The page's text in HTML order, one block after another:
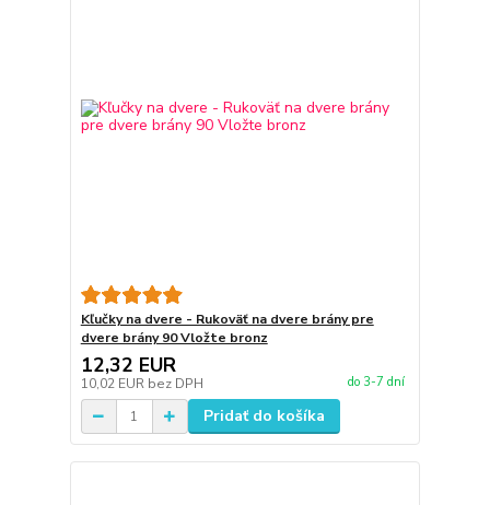
Kľučky na dvere - Rukoväť na dvere brány pre
dvere brány 90 Vložte bronz
12,32 EUR
10,02 EUR bez DPH do 3-7 dní
Pridať do košíka